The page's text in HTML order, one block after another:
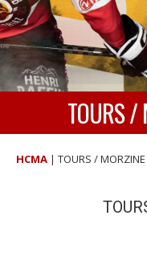
TOURS /
HCMA | TOURS /